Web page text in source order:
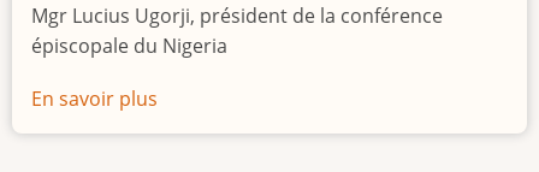
Mgr Lucius Ugorji, président de la conférence
épiscopale du Nigeria
En savoir plus
Le